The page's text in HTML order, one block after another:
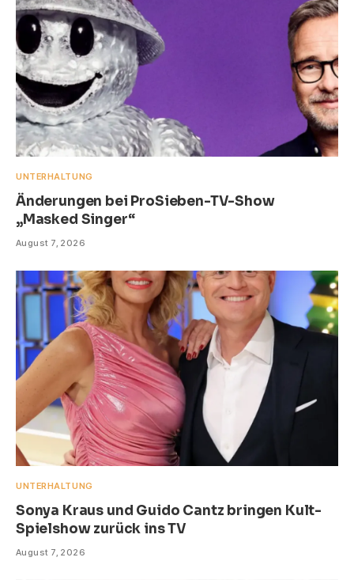
UNTERHALTUNG
Änderungen bei ProSieben-TV-Show
„Masked Singer“
August 7, 2026
UNTERHALTUNG
Sonya Kraus und Guido Cantz bringen Kult-
Spielshow zurück ins TV
August 7, 2026